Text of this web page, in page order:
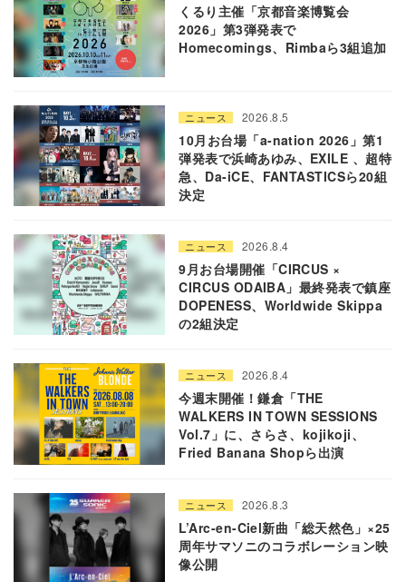
くるり主催「京都音楽博覧会
2026」第3弾発表で
Homecomings、Rimbaら3組追加
ニュース 2026.8.5
10月お台場「a-nation 2026」第1
弾発表で浜崎あゆみ、EXILE 、超特
急、Da-iCE、FANTASTICSら20組
決定
ニュース 2026.8.4
9月お台場開催「CIRCUS ×
CIRCUS ODAIBA」最終発表で鎮座
DOPENESS、Worldwide Skippa
の2組決定
ニュース 2026.8.4
今週末開催！鎌倉「THE
WALKERS IN TOWN SESSIONS
Vol.7」に、さらさ、kojikoji、
Fried Banana Shopら出演
ニュース 2026.8.3
L’Arc-en-Ciel新曲「総天然色」×25
周年サマソニのコラボレーション映
像公開